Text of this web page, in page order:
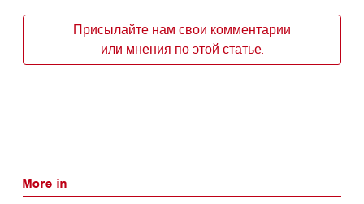
Присылайте нам свои комментарии
или мнения по этой статье.
More in